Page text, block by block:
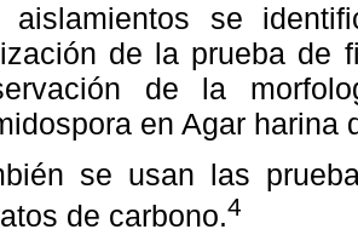
aislamientos se
de la prueba de
de la
en Agar harina
se usan las
de carbono.4